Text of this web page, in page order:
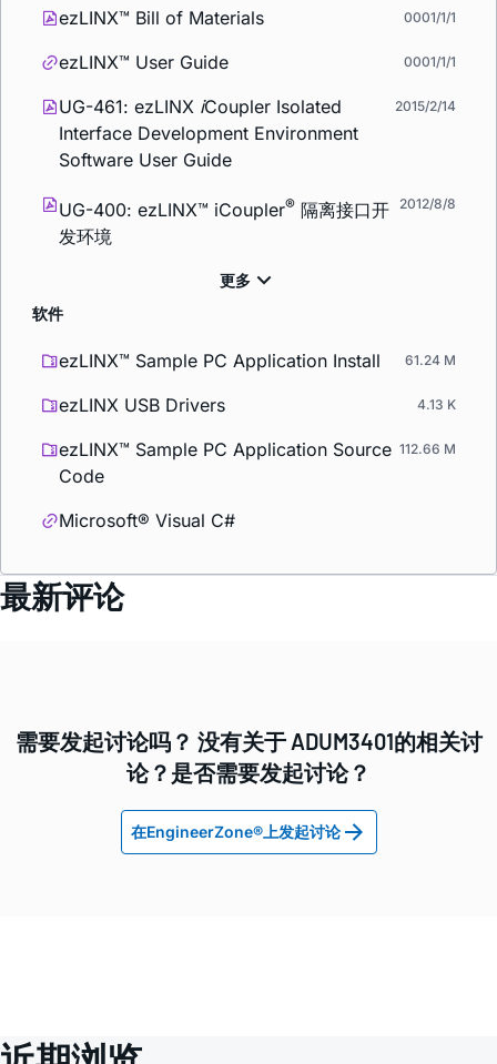
ezLINX™ Bill of Materials 0001/1/1
ezLINX™ User Guide 0001/1/1
UG-461: ezLINX iCoupler Isolated
Interface Development Environment
Software User Guide
2015/2/14
UG-400: ezLINX™ iCoupler® 隔离接口开
发环境
2012/8/8
软件
ezLINX™ Sample PC Application Install 61.24 M
ezLINX USB Drivers 4.13 K
ezLINX™ Sample PC Application Source
Code
112.66 M
Microsoft® Visual C#
最新评论
需要发起讨论吗？ 没有关于 ADUM3401的相关讨
论？是否需要发起讨论？
在EngineerZone®上发起讨论